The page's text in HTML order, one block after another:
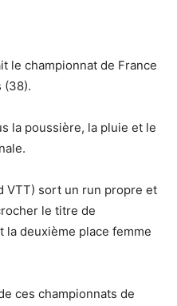
le championnat de France
(38).
la poussière, la pluie et le
VTT) sort un run propre et
le titre de
la deuxième place femme
ces championnats de